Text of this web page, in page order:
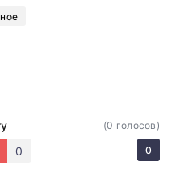
0
(0 голосов)
0